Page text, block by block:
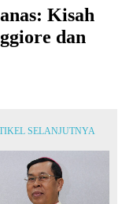
Kisah
dan
SELANJUTNYA